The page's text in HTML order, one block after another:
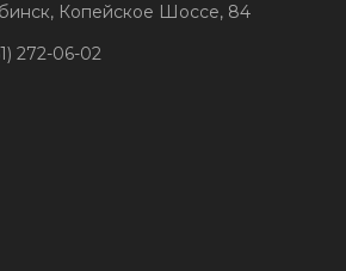
Копейское Шоссе, 84
272-06-02